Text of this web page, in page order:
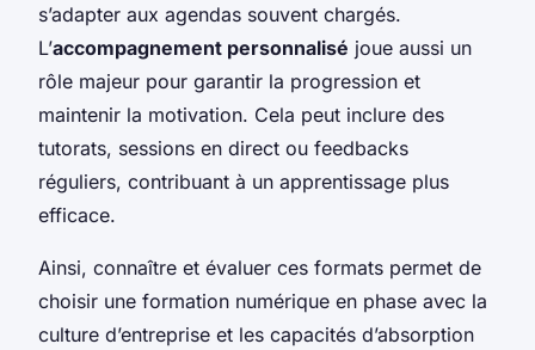
s’adapter aux agendas souvent chargés.
L’accompagnement personnalisé joue aussi un
rôle majeur pour garantir la progression et
maintenir la motivation. Cela peut inclure des
tutorats, sessions en direct ou feedbacks
réguliers, contribuant à un apprentissage plus
efficace.
Ainsi, connaître et évaluer ces formats permet de
choisir une formation numérique en phase avec la
culture d’entreprise et les capacités d’absorption